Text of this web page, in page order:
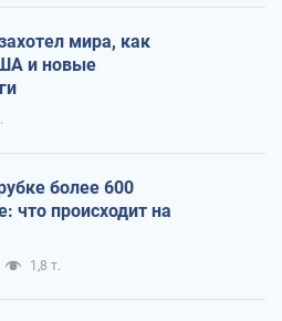
мира, как
и новые
более 600
что происходит на
1,8 т.